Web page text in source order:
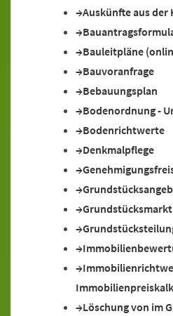
Auskünfte aus
Bauleitpläne
Bauvoranfrage
Bebauungsplan
Bodenordnung -
Bodenrichtwerte
Denkmalpflege
Löschung von im